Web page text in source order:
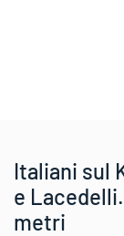
Italiani sul
e
metri